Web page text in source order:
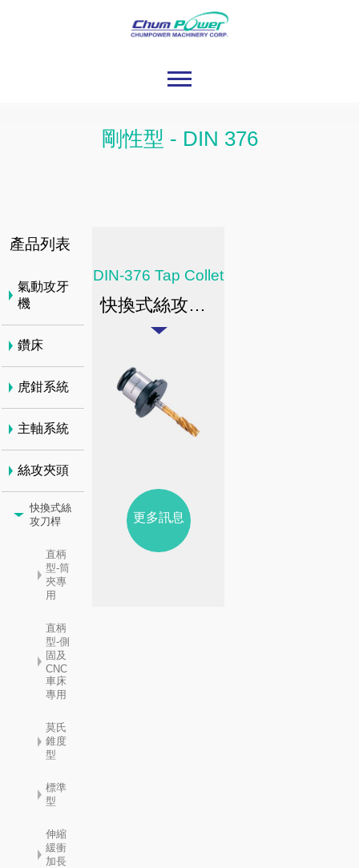
剛性型 - DIN 376
DIN-376 Tap Collet
快換式絲攻夾頭-剛性 DIN 376
更多訊息
產品列表
氣動攻牙
機
鑽床
虎鉗系統
主軸系統
絲攻夾頭
快換式絲
攻刀桿
直柄
型-筒
夾專
用
直柄
型-側
固及
CNC
車床
專用
莫氏
錐度
型
標準
型
伸縮
緩衝
加長